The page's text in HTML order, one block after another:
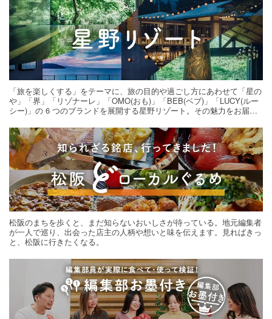
「旅を楽しくする」をテーマに、旅の目的や過ごし方にあわせて「星の
や」「界」「リゾナーレ」「OMO(おも)」「BEB(ベブ)」「LUCY(ルー
シー)」の 6 つのブランドを展開する星野リゾート。その魅力をお届け
松阪のまちを歩くと、まだ知らないおいしさが待っている。地元編集者
が一人で巡り、出会った店主の人柄や想いと味を伝えます。見ればきっ
と、松阪に行きたくなる。